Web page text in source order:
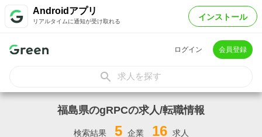
Androidアプリ
リアルタイムに通知が受け取れる インストール
ログイン 会員登録
求人を探す
福島県のgRPCの求人/転職情報
検索結果 5 企業 16 求人